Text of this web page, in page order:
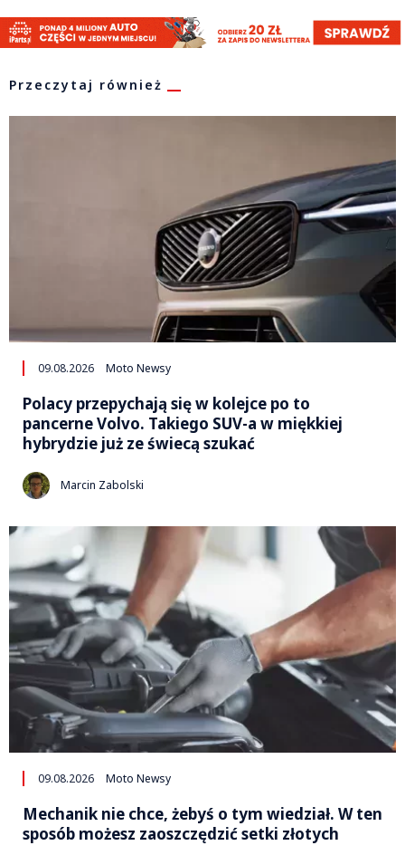
Przeczytaj również
09.08.2026 Moto Newsy
Polacy przepychają się w kolejce po to
pancerne Volvo. Takiego SUV-a w miękkiej
hybrydzie już ze świecą szukać
Marcin Zabolski
09.08.2026 Moto Newsy
Mechanik nie chce, żebyś o tym wiedział. W ten
sposób możesz zaoszczędzić setki złotych